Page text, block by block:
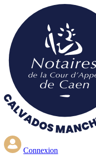
contenu
principal
Connexion